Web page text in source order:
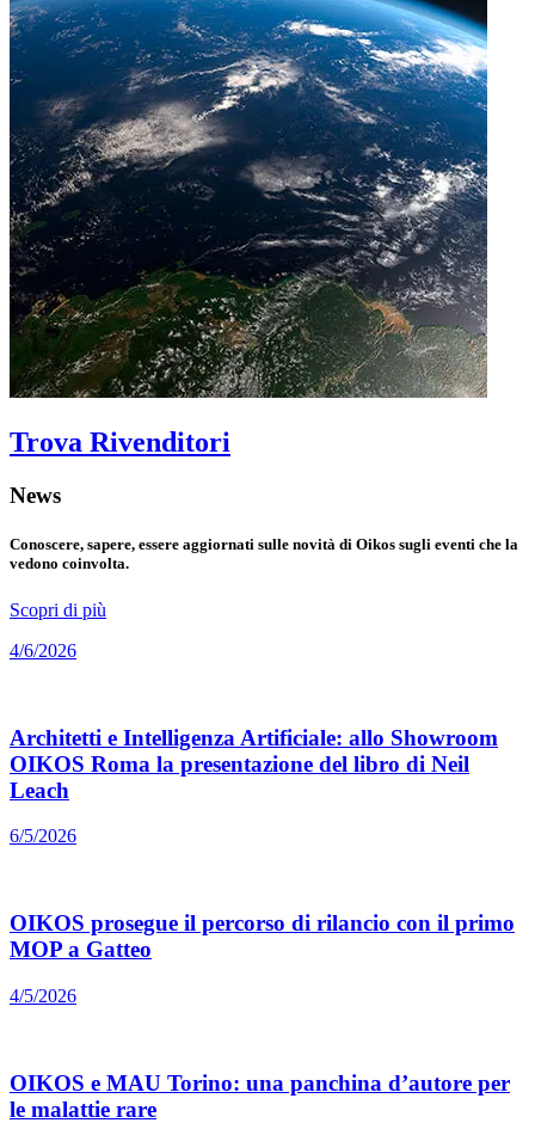
Trova Rivenditori
News
Conoscere, sapere, essere aggiornati sulle novità di Oikos sugli eventi che la
vedono coinvolta.
Scopri di più
4/6/2026
Architetti e Intelligenza Artificiale: allo Showroom
OIKOS Roma la presentazione del libro di Neil
Leach
6/5/2026
OIKOS prosegue il percorso di rilancio con il primo
MOP a Gatteo
4/5/2026
OIKOS e MAU Torino: una panchina d’autore per
le malattie rare